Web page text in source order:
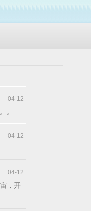
04-12
。...
04-12
04-12
，开